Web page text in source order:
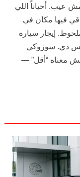
عيب. أحياناً اللي
فيها مكان في
إيجار سيارة
دي. سوزوكي
مش معناه “أقل” —